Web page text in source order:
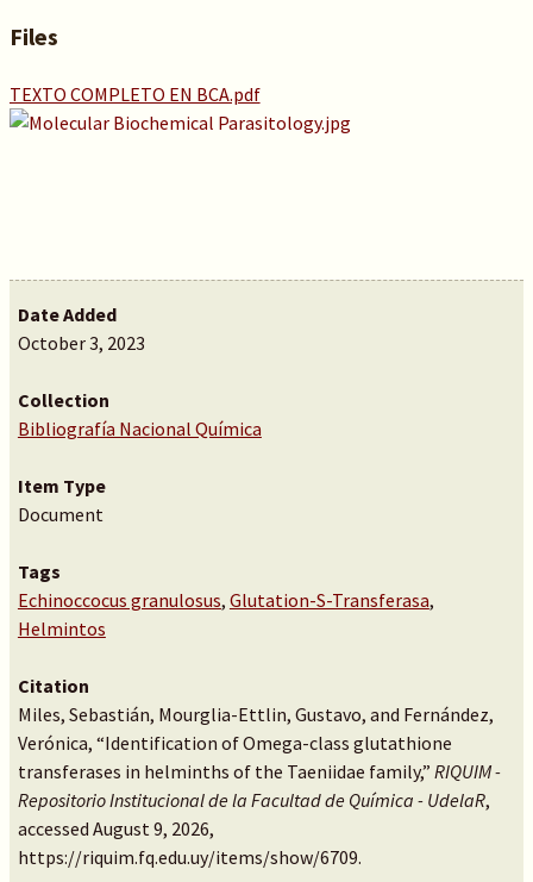
Files
TEXTO COMPLETO EN BCA.pdf
Date Added
October 3, 2023
Collection
Bibliografía Nacional Química
Item Type
Document
Tags
Echinoccocus granulosus, Glutation-S-Transferasa,
Helmintos
Citation
Miles, Sebastián, Mourglia-Ettlin, Gustavo, and Fernández,
Verónica, “Identification of Omega-class glutathione
transferases in helminths of the Taeniidae family,” RIQUIM -
Repositorio Institucional de la Facultad de Química - UdelaR,
accessed August 9, 2026,
https://riquim.fq.edu.uy/items/show/6709.